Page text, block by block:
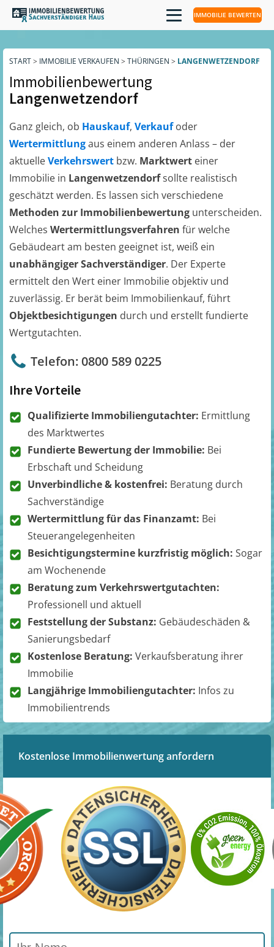
IMMOBILIE BEWERTEN
START> IMMOBILIE VERKAUFEN > THÜRINGEN > LANGENWETZENDORF
Immobilienbewertung
Langenwetzendorf
Ganz gleich, ob Hauskauf, Verkaufoder
Wertermittlungaus einem anderen Anlass – der
aktuelleVerkehrswert bzw. Marktwert einer
Immobilie in Langenwetzendorfsollte realistisch
geschätzt werden. Es lassen sich verschiedene
Methoden zur Immobilienbewertung unterscheiden.
Welches Wertermittlungsverfahren für welche
Gebäudeart am besten geeignet ist, weiß ein
unabhängiger Sachverständiger. Der Experte
ermittelt den Wert einer Immobilie objektiv und
zuverlässig. Er berät beim Immobilienkauf, führt
Objektbesichtigungen durch und erstellt fundierte
Wertgutachten.
Telefon: 0800 589 0225
Ihre Vorteile
Qualifizierte Immobiliengutachter: Ermittlung
des Marktwertes
Fundierte Bewertung der Immobilie: Bei
Erbschaft und Scheidung
Unverbindliche & kostenfrei: Beratung durch
Sachverständige
Wertermittlung für das Finanzamt: Bei
Steuerangelegenheiten
Besichtigungstermine kurzfristig möglich: Sogar
am Wochenende
Beratung zum Verkehrswertgutachten:
Professionell und aktuell
Feststellung der Substanz: Gebäudeschäden &
Sanierungsbedarf
Kostenlose Beratung: Verkaufsberatung ihrer
Immobilie
Langjährige Immobiliengutachter: Infos zu
Immobilientrends
Kostenlose Immobilienwertung anfordern